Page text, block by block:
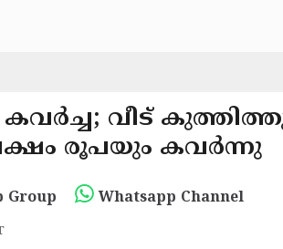
വീട്
രൂപയും കവർന്നു
Group Whatsapp Channel